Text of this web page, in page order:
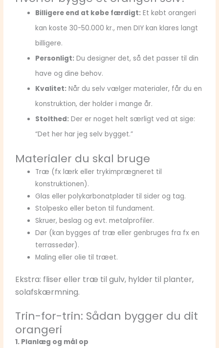
Billigere end at købe færdigt: Et købt orangeri
kan koste 30-50.000 kr., men DIY kan klares langt
billigere.
Personligt: Du designer det, så det passer til din
have og dine behov.
Kvalitet: Når du selv vælger materialer, får du en
konstruktion, der holder i mange år.
Stolthed: Der er noget helt særligt ved at sige:
“Det her har jeg selv bygget.”
Materialer du skal bruge
Træ (fx lærk eller trykimprægneret til
konstruktionen).
Glas eller polykarbonatplader til sider og tag.
Stolpesko eller beton til fundament.
Skruer, beslag og evt. metalprofiler.
Dør (kan bygges af træ eller genbruges fra fx en
terrassedør).
Maling eller olie til træet.
Ekstra: fliser eller træ til gulv, hylder til planter,
solafskærmning.
Trin-for-trin: Sådan bygger du dit
orangeri
1. Planlæg og mål op